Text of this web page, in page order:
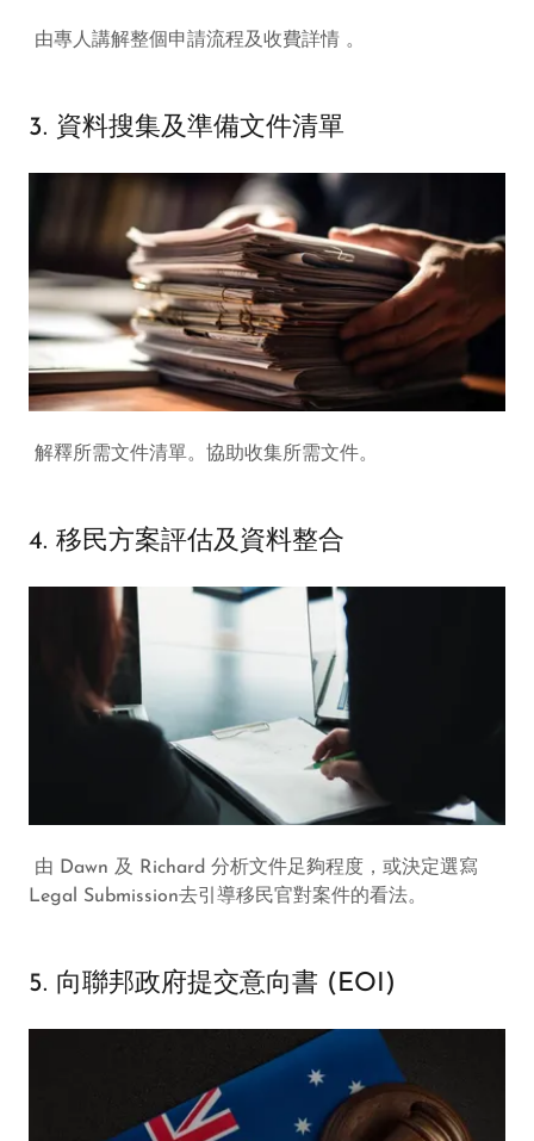
由專人講解整個申請流程及收費詳情 。
3. 資料搜集及準備文件清單
解釋所需文件清單。協助收集所需文件。
4. 移民方案評估及資料整合
由 Dawn 及 Richard 分析文件足夠程度，或決定選寫
Legal Submission去引導移民官對案件的看法。
5. 向聯邦政府提交意向書 (EOI)